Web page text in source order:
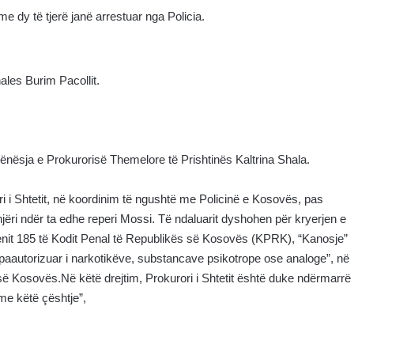
dy të tjerë janë arrestuar nga Policia.
Burim Pacollit.
e Prokurorisë Themelore të Prishtinës Kaltrina Shala.
i Shtetit, në koordinim të ngushtë me Policinë e Kosovës, pas
ndër ta edhe reperi Mossi. Të ndaluarit dyshohen për kryerjen e
185 të Kodit Penal të Republikës së Kosovës (KPRK), “Kanosje”
i narkotikëve, substancave psikotrope ose analoge”, në
Kosovës.Në këtë drejtim, Prokurori i Shtetit është duke ndërmarrë
këtë çështje”,